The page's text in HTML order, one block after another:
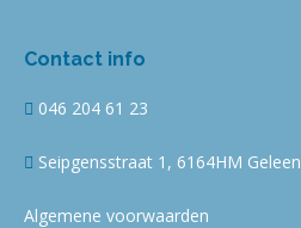
Contact info
046 204 61 23
Seipgensstraat 1, 6164HM Geleen
Algemene voorwaarden